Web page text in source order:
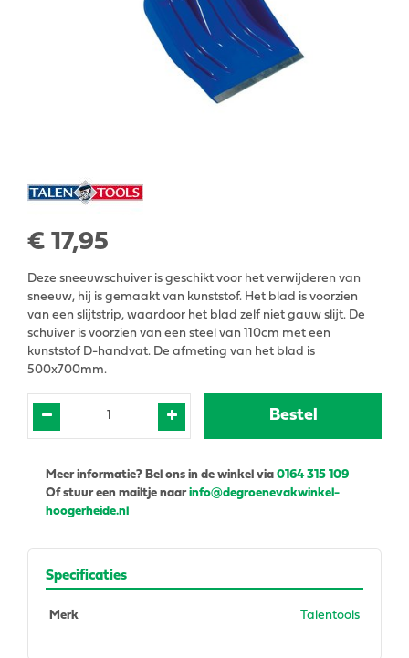
€ 17,95
Deze sneeuwschuiver is geschikt voor het verwijderen van
sneeuw, hij is gemaakt van kunststof. Het blad is voorzien
van een slijtstrip, waardoor het blad zelf niet gauw slijt. De
schuiver is voorzien van een steel van 110cm met een
kunststof D-handvat. De afmeting van het blad is
500x700mm.
Meer informatie? Bel ons in de winkel via 0164 315 109
Of stuur een mailtje naarinfo@degroenevakwinkel-
hoogerheide.nl
Specificaties
Merk Talentools